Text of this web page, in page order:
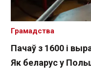
Пачаў з 1600 і
Як беларус у
Грамадства